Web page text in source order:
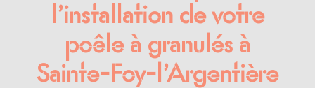
l’installation de votre
poêle à granulés à
Sainte-Foy-l’Argentière